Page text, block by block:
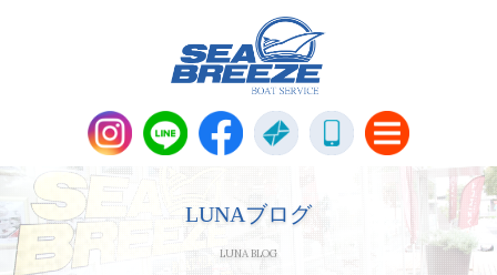
Boat Sales
新艇・中古艇情報
メンテナンス
LUNAブログ
LUNA BLOG